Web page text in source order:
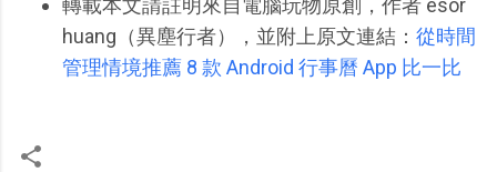
huang（異塵行者），並附上原文連結： 從時間
管理情境推薦 8 款 Android 行事曆 App 比一比